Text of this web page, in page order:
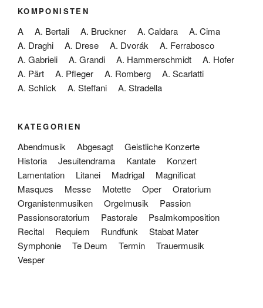
KOMPONISTEN
A A. Bertali A. Bruckner A. Caldara
A. Cima
A. Draghi
A. Drese A. Dvorák
A. Ferrabosco
A. Gabrieli
A. Grandi A. Hammerschmidt
A. Hofer
A. Pärt
A. Pfleger A. Romberg
A. Scarlatti
A. Schlick
A. Steffani A. Stradella
KATEGORIEN
Abendmusik Abgesagt
Geistliche Konzerte
Historia
Jesuitendrama Kantate
Konzert
Lamentation
Litanei Madrigal
Magnificat
Masques
Messe Motette Oper
Oratorium
Organistenmusiken
Orgelmusik
Passion
Passionsoratorium
Pastorale
Psalmkomposition
Recital
Requiem Rundfunk
Stabat Mater
Symphonie
Te Deum Termin
Trauermusik
Vesper